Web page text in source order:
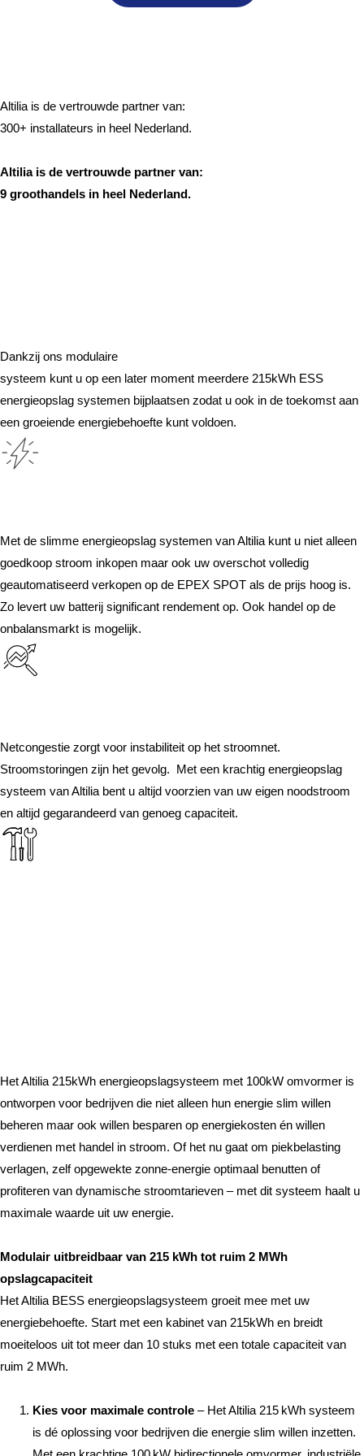
Altilia is de vertrouwde partner van:
300+ installateurs in heel Nederland.
Altilia is de vertrouwde partner van:
9 groothandels in heel Nederland.
Dankzij ons modulaire
systeem kunt u op een later moment meerdere 215kWh ESS
energieopslag systemen bijplaatsen zodat u ook in de toekomst aan
een groeiende energiebehoefte kunt voldoen.
Verdien geld met
Met de slimme energieopslag systemen van Altilia kunt u niet alleen
goedkoop stroom inkopen maar ook uw overschot volledig
geautomatiseerd verkopen op de EPEX SPOT als de prijs hoog is.
Zo levert uw batterij significant rendement op. Ook handel op de
onbalansmarkt is mogelijk.
Noodstroom &
Netcongestie zorgt voor instabiliteit op het stroomnet.
Stroomstoringen zijn het gevolg. Met een krachtig energieopslag
systeem van Altilia bent u altijd voorzien van uw eigen noodstroom
en altijd gegarandeerd van genoeg capaciteit.
Krachtig én efficiënt
Het Altilia 215kWh energieopslagsysteem met 100kW omvormer is
ontworpen voor bedrijven die niet alleen hun energie slim willen
beheren maar ook willen besparen op energiekosten én willen
verdienen met handel in stroom. Of het nu gaat om piekbelasting
verlagen, zelf opgewekte zonne-energie optimaal benutten of
profiteren van dynamische stroomtarieven – met dit systeem haalt u
maximale waarde uit uw energie.
Modulair uitbreidbaar van 215 kWh tot ruim 2 MWh
opslagcapaciteit
Het Altilia BESS energieopslagsysteem groeit mee met uw
energiebehoefte. Start met een kabinet van 215kWh en breidt
moeiteloos uit tot meer dan 10 stuks met een totale capaciteit van
ruim 2 MWh.
Kies voor maximale controle – Het Altilia 215 kWh systeem
is dé oplossing voor bedrijven die energie slim willen inzetten.